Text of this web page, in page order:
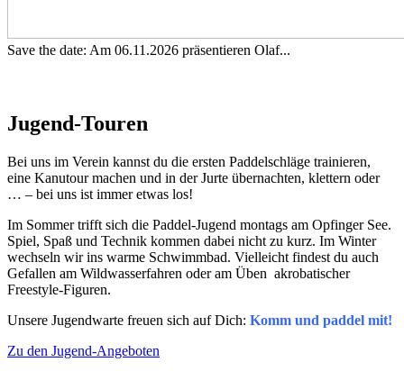
Save the date: Am 06.11.2026 präsentieren Olaf...
Jugend-Touren
Bei uns im Verein kannst du die ersten Paddelschläge trainieren,
eine Kanutour machen und in der Jurte übernachten, klettern oder
… – bei uns ist immer etwas los!
Im Sommer trifft sich die Paddel-Jugend montags am Opfinger See.
Spiel, Spaß und Technik kommen dabei nicht zu kurz. Im Winter
wechseln wir ins warme Schwimmbad. Vielleicht findest du auch
Gefallen am Wildwasserfahren oder am Üben akrobatischer
Freestyle-Figuren.
Unsere Jugendwarte freuen sich auf Dich: Komm und paddel mit!
Zu den Jugend-Angeboten